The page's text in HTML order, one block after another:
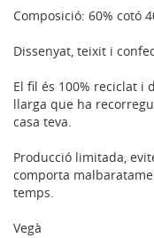
Composició: 60% cotó
Dissenyat, teixit i
El fil és 100% reciclat i
llarga que ha
casa teva.
Producció limitada,
comporta
temps.
Vegà